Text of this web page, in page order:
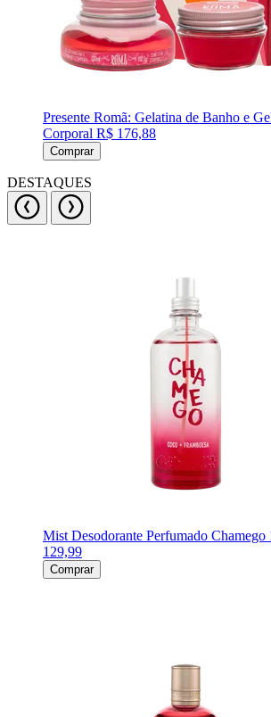
Presente Romã: Gelatina de Banho e
Corporal R$ 176,88
Comprar
DESTAQUES
Mist Desodorante Perfumado Chamego
129,99
Comprar